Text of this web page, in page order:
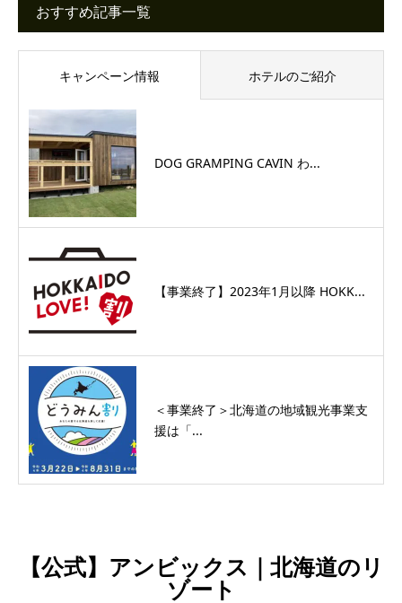
おすすめ記事一覧
キャンペーン情報 ホテルのご紹介
DOG GRAMPING CAVIN わ...
【事業終了】2023年1月以降 HOKK...
＜事業終了＞北海道の地域観光事業支
援は「...
【公式】アンビックス｜北海道のリ
ゾート